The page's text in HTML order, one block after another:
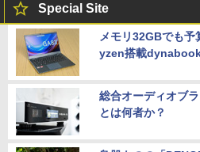
Special Site
メモリ32GBでも
yzen搭載
総合オーディオブ
とは何者か？